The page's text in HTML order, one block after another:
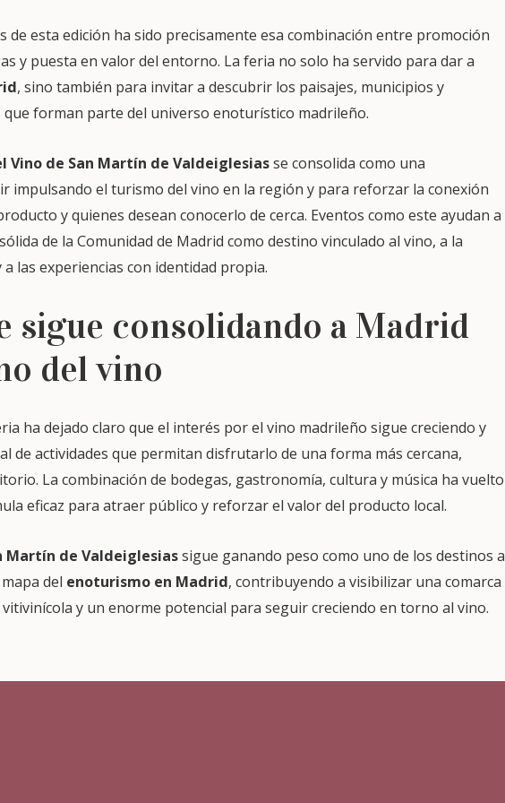
de esta edición ha sido precisamente esa combinación entre promoción
y puesta en valor del entorno. La feria no solo ha servido para dar a
, sino también para invitar a descubrir los paisajes, municipios y
forman parte del universo enoturístico madrileño.
Vino de San Martín de Valdeiglesiasse consolida como una
impulsando el turismo del vino en la región y para reforzar la conexión
y quienes desean conocerlo de cerca. Eventos como este ayudan a
de la Comunidad de Madrid como destino vinculado al vino, a la
las experiencias con identidad propia.
sigue consolidando a Madrid
del vino
ha dejado claro que el interés por el vino madrileño sigue creciendo y
de actividades que permitan disfrutarlo de una forma más cercana,
La combinación de bodegas, gastronomía, cultura y música ha vuelto
eficaz para atraer público y reforzar el valor del producto local.
Martín de Valdeiglesiassigue ganando peso como uno de los destinos a
del enoturismo en Madrid, contribuyendo a visibilizar una comarca
y un enorme potencial para seguir creciendo en torno al vino.